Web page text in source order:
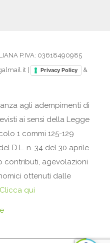
P.IVA: 03618490985
|
Privacy Policy &
agli adempimenti di
ai sensi della Legge
1 commi 125-129
D.L. n. 34 del 30 aprile
contributi, agevolazioni
ottenuti dalle
Clicca qui